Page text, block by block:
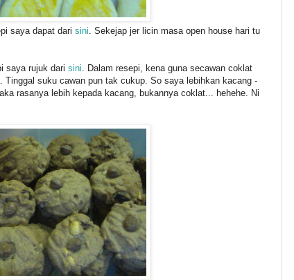
saya dapat dari sini . Sekejap jer licin masa open house hari tu
saya rujuk dari sini . Dalam resepi, kena guna secawan coklat
suku cawan pun tak cukup. So saya lebihkan kacang -
rasanya lebih kepada kacang, bukannya coklat... hehehe. Ni